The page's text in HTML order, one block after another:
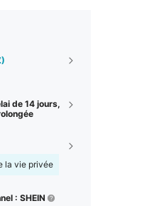
de 14 jours,
la vie privée
: SHEIN